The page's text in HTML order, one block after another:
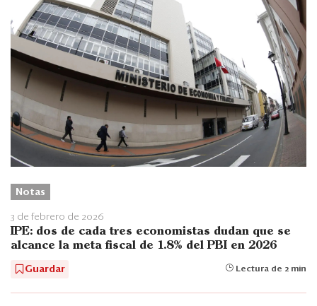
Notas
3 de febrero de 2026
IPE: dos de cada tres economistas dudan que se
alcance la meta fiscal de 1.8% del PBI en 2026
Guardar Lectura de 2 min